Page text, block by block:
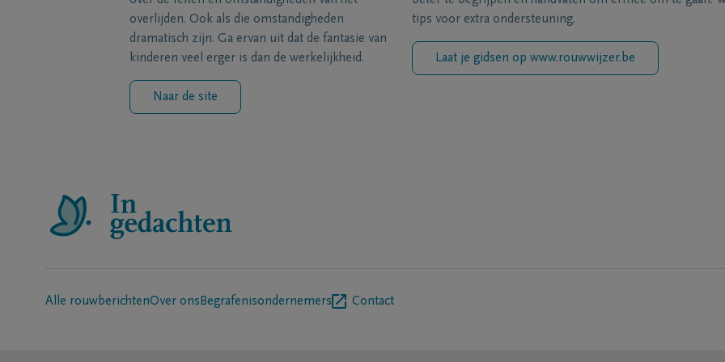
overlijden. Ook als die omstandigheden
dramatisch zijn. Ga ervan uit dat de fantasie van
kinderen veel erger is dan de werkelijkheid.
Naar de site
tips voor extra ondersteuning.
Laat je gidsen op www.rouwwijzer.be
Alle rouwberichtenOver ons Begrafenisondernemers Contact